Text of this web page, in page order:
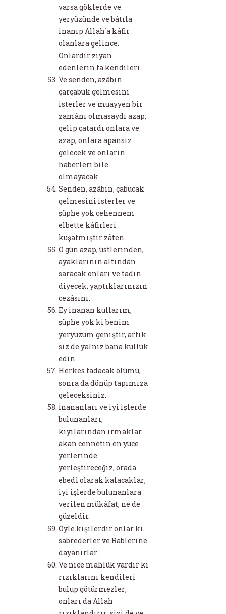
varsa göklerde ve
yeryüzünde ve bâtıla
inanıp Allah´a kâfir
olanlara gelince:
Onlardır ziyan
edenlerin ta kendileri.
Ve senden, azâbın
çarçabuk gelmesini
isterler ve muayyen bir
zamânı olmasaydı azap,
gelip çatardı onlara ve
azap, onlara apansız
gelecek ve onların
haberleri bile
olmayacak.
Senden, azâbın, çabucak
gelmesini isterler ve
şüphe yok cehennem
elbette kâfirleri
kuşatmıştır zâten.
O gün azap, üstlerinden,
ayaklarının altından
saracak onları ve tadın
diyecek, yaptıklarınızın
cezâsını.
Ey inanan kullarım,
şüphe yok ki benim
yeryüzüm geniştir, artık
siz de yalnız bana kulluk
edin.
Herkes tadacak ölümü,
sonra da dönüp tapımıza
geleceksiniz.
İnananları ve iyi işlerde
bulunanları,
kıyılarından ırmaklar
akan cennetin en yüce
yerlerinde
yerleştireceğiz, orada
ebedî olarak kalacaklar;
iyi işlerde bulunanlara
verilen mükâfat, ne de
güzeldir.
Öyle kişilerdir onlar ki
sabrederler ve Rablerine
dayanırlar.
Ve nice mahlûk vardır ki
rızıklarını kendileri
bulup götürmezler;
onları da Allah